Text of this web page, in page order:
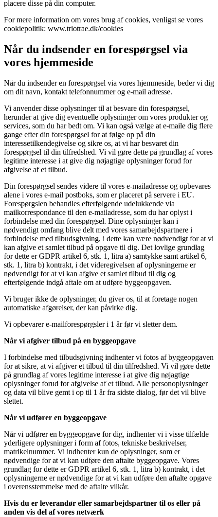
placere disse på din computer.
For mere information om vores brug af cookies, venligst se vores
cookiepolitik: www.triotrae.dk/cookies
Når du indsender en forespørgsel via
vores hjemmeside
Når du indsender en forespørgsel via vores hjemmeside, beder vi dig
om dit navn, kontakt telefonnummer og e-mail adresse.
Vi anvender disse oplysninger til at besvare din forespørgsel,
herunder at give dig eventuelle oplysninger om vores produkter og
services, som du har bedt om. Vi kan også vælge at e-maile dig flere
gange efter din forespørgsel for at følge op på din
interessetilkendegivelse og sikre os, at vi har besvaret din
forespørgsel til din tilfredshed. Vi vil gøre dette på grundlag af vores
legitime interesse i at give dig nøjagtige oplysninger forud for
afgivelse af et tilbud.
Din forespørgsel sendes videre til vores e-mailadresse og opbevares
alene i vores e-mail postboks, som er placeret på servere i EU.
Forespørgslen behandles efterfølgende udelukkende via
mailkorrespondance til den e-mailadresse, som du har oplyst i
forbindelse med din forespørgsel. Dine oplysninger kan i
nødvendigt omfang blive delt med vores samarbejdspartnere i
forbindelse med tilbudsgivning, i dette kan være nødvendigt for at vi
kan afgive et samlet tilbud på opgave til dig. Det lovlige grundlag
for dette er GDPR artikel 6, stk. 1, litra a) samtykke samt artikel 6,
stk. 1, litra b) kontrakt, i det videregivelsen af oplysningerne er
nødvendigt for at vi kan afgive et samlet tilbud til dig og
efterfølgende indgå aftale om at udføre byggeopgaven.
Vi bruger ikke de oplysninger, du giver os, til at foretage nogen
automatiske afgørelser, der kan påvirke dig.
Vi opbevarer e-mailforespørgsler i 1 år før vi sletter dem.
Når vi afgiver tilbud på en byggeopgave
I forbindelse med tilbudsgivning indhenter vi fotos af byggeopgaven
for at sikre, at vi afgiver et tilbud til din tilfredshed. Vi vil gøre dette
på grundlag af vores legitime interesse i at give dig nøjagtige
oplysninger forud for afgivelse af et tilbud. Alle personoplysninger
og data vil blive gemt i op til 1 år fra sidste dialog, før det vil blive
slettet.
Når vi udfører en byggeopgave
Når vi udfører en byggeopgave for dig, indhenter vi i visse tilfælde
yderligere oplysninger i form af fotos, tekniske beskrivelser,
matrikelnummer. Vi indhenter kun de oplysninger, som er
nødvendige for at vi kan udføre den aftalte byggeopgave. Vores
grundlag for dette er GDPR artikel 6, stk. 1, litra b) kontrakt, i det
oplysningerne er nødvendige for at vi kan udføre den aftalte opgave
i overensstemmelse med de aftalte vilkår.
Hvis du er leverandør eller samarbejdspartner til os eller på
anden vis del af vores netværk